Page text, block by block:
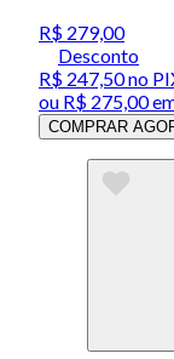
R$ 279,00
Desconto
R$ 247,50no
ou R$ 275,00
COMPRAR